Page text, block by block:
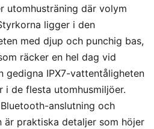
utomhusträning där volym
ligger i den
med djup och punchig bas,
räcker en hel dag vid
gedigna IPX7-vattentåligheten
i de flesta utomhusmiljöer.
anslutning och
är praktiska detaljer som höjer